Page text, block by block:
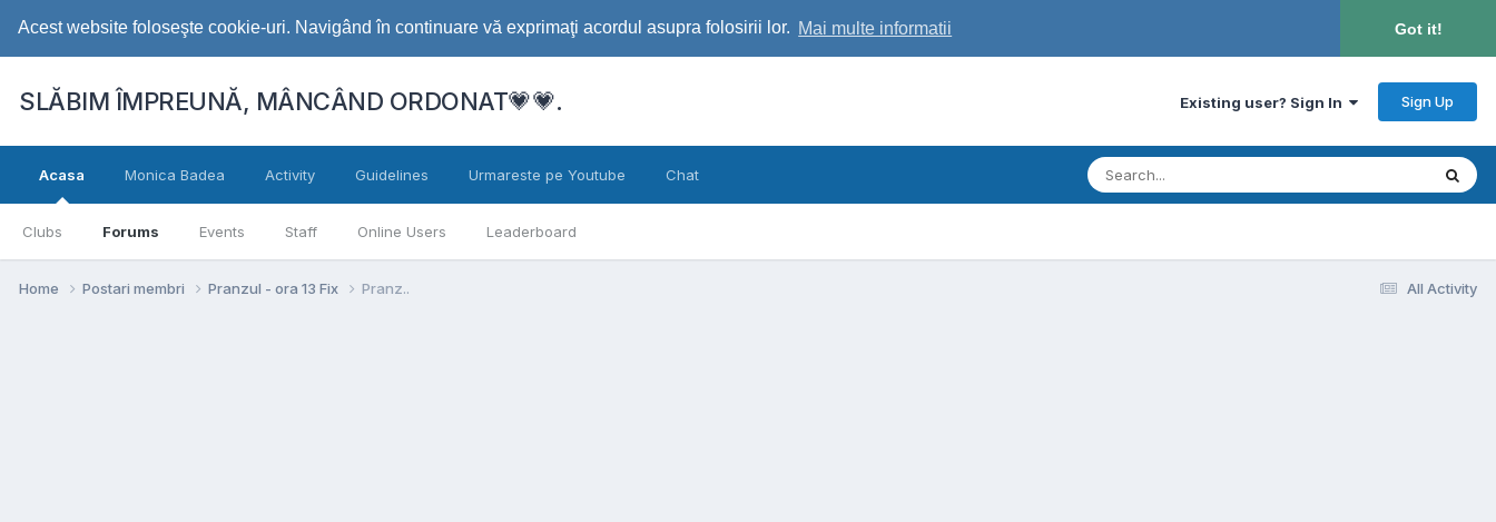
Acest website foloseşte cookie-uri. Navigând în continuare vă exprimaţi acordul asupra folosirii lor. Mai multe informatii Got it!
SLĂBIM ÎMPREUNĂ, MÂNCÂND ORDONAT💗💗. Existing user? Sign In Sign Up
Acasa
Clubs Forums Events Staff Online Users Leaderboard
Monica Badea Activity Guidelines Urmareste pe Youtube Chat
All Activity
Home Postari membri Pranzul - ora 13 Fix Pranz..